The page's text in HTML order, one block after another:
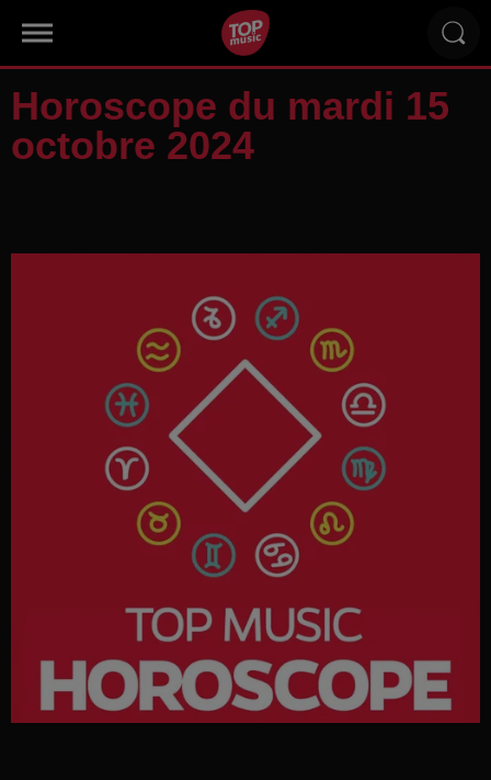
Horoscope du mardi 15
octobre 2024